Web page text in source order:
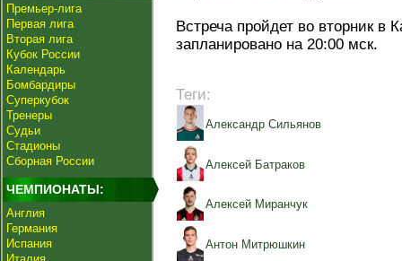
Премьер-лига
Первая лига
Вторая лига
Кубок России
Календарь
Бомбардиры
Суперкубок
Тренеры
Судьи
Стадионы
Сборная России
ЧЕМПИОНАТЫ:
Англия
Германия
Испания
Встреча пройдет во вторник в
запланировано на 20:00 мск.
Теги:
Александр Сильянов
Алексей Батраков
Алексей Миранчук
Антон Митрюшкин